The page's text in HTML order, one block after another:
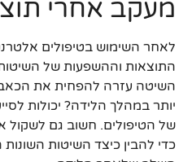
מעקב אחרי
לאחר השימוש בטיפולים
התוצאות וההשפעות של
השיטה עזרה להפחית את
יותר במהלך הלידה? יכולות
של הטיפולים. חשוב גם
כדי להבין כיצד השיטות